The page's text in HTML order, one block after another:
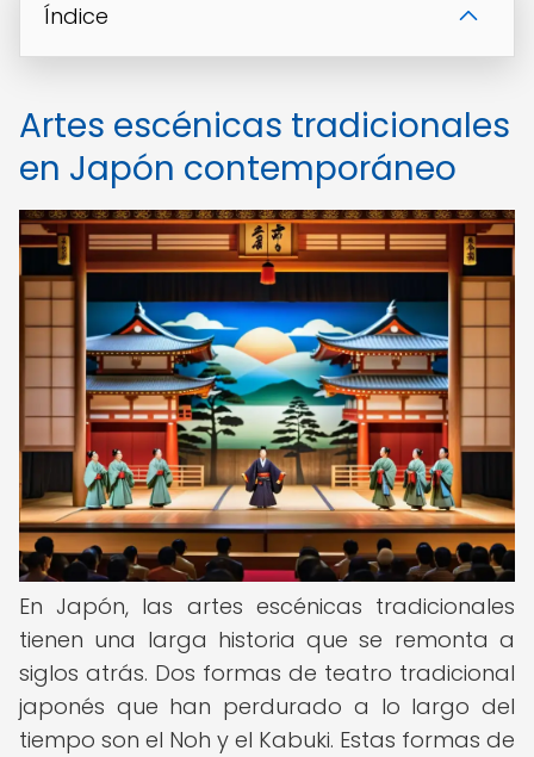
Índice
Artes escénicas tradicionales
en Japón contemporáneo
En Japón, las artes escénicas tradicionales
tienen una larga historia que se remonta a
siglos atrás. Dos formas de teatro tradicional
japonés que han perdurado a lo largo del
tiempo son el Noh y el Kabuki. Estas formas de